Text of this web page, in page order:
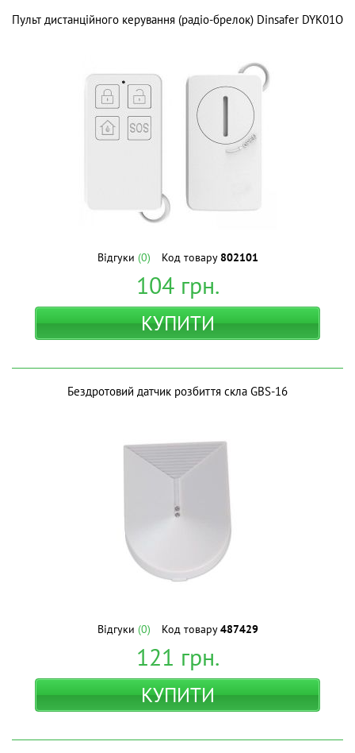
Пульт дистанційного керування (радіо-брелок) Dinsafer DYK01O
Відгуки (0) Код товару802101
104грн.
КУПИТИ
Бездротовий датчик розбиття скла GBS-16
Відгуки (0) Код товару487429
121 грн.
КУПИТИ